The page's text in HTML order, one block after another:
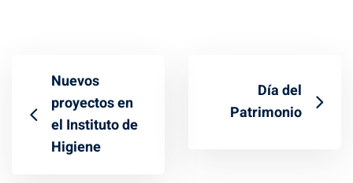
Nuevos
proyectos en
el Instituto de
Higiene
Día del
Patrimonio